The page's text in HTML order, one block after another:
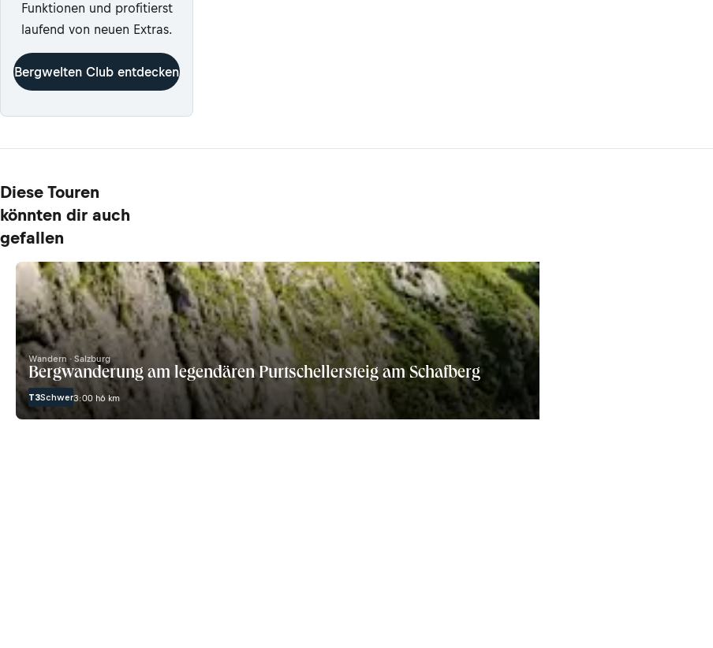
Funktionen und profitierst
laufend von neuen Extras.
Bergwelten Club entdecken
Diese Touren
könnten dir auch
gefallen
Wandern · Salzburg
Bergwanderung am legendären Purtschellersteig am Schafberg
T3Schwer3:00 h6 km